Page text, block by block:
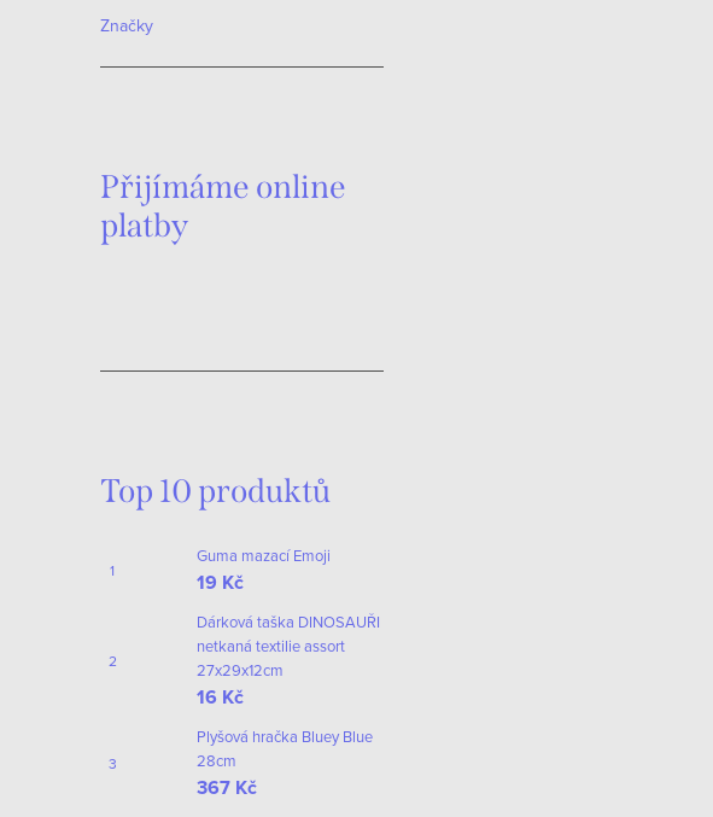
Značky
Přijímáme online
platby
Top 10 produktů
Guma mazací Emoji
19 Kč
Dárková taška DINOSAUŘI
netkaná textilie assort
27x29x12cm
16 Kč
Plyšová hračka Bluey Blue
28cm
367 Kč